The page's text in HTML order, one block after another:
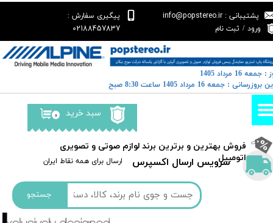
جستجو
سرویس ارسال اکسپرس ​​ارسال برای همه نقاط ایران
پشتیبانی : info@popstereo.ir
پیگیری سفارش :
02188457837
ورود / ثبت نام
حساب کاربری من
تغییر گذر واژه
سفارشات
خروج از حساب کاربری
۰ سبد خرید
​فروش بهترین و برترین برند لوازم صوتی و تصویری
اتومبیل​​​​​​​
16 مرداد 1405
: جمعه 16 مرداد 1405 ساعت 8:30 صبح